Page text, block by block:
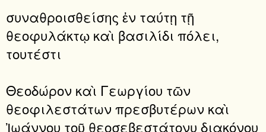
συναθροισθείσης ἐν ταύτῃ τῇ
θεοφυλάκτῳ καὶ βασιλίδι πόλει,
τουτέστι
Θεοδώρον καὶ Γεωργίου τῶν
θεοφιλεστάτων πρεσβυτέρων καὶ
Ἰωάννου τοῦ θεοσεβεστάτονυ διακόνου